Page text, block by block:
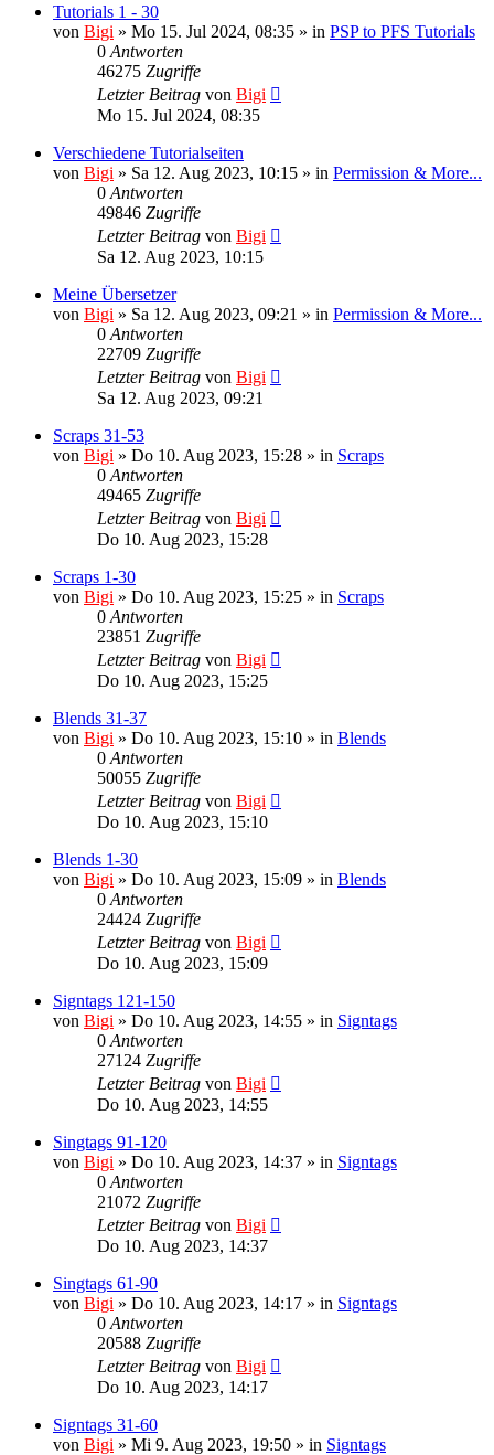
Tutorials 1 - 30
von Bigi » Mo 15. Jul 2024, 08:35 » in PSP to PFS Tutorials
0 Antworten
46275 Zugriffe
Letzter Beitrag von Bigi
Mo 15. Jul 2024, 08:35
Verschiedene Tutorialseiten
von Bigi » Sa 12. Aug 2023, 10:15 » in Permission & More...
0 Antworten
49846 Zugriffe
Letzter Beitrag von Bigi
Sa 12. Aug 2023, 10:15
Meine Übersetzer
von Bigi » Sa 12. Aug 2023, 09:21 » in Permission & More...
0 Antworten
22709 Zugriffe
Letzter Beitrag von Bigi
Sa 12. Aug 2023, 09:21
Scraps 31-53
von Bigi » Do 10. Aug 2023, 15:28 » in Scraps
0 Antworten
49465 Zugriffe
Letzter Beitrag von Bigi
Do 10. Aug 2023, 15:28
Scraps 1-30
von Bigi » Do 10. Aug 2023, 15:25 » in Scraps
0 Antworten
23851 Zugriffe
Letzter Beitrag von Bigi
Do 10. Aug 2023, 15:25
Blends 31-37
von Bigi » Do 10. Aug 2023, 15:10 » in Blends
0 Antworten
50055 Zugriffe
Letzter Beitrag von Bigi
Do 10. Aug 2023, 15:10
Blends 1-30
von Bigi » Do 10. Aug 2023, 15:09 » in Blends
0 Antworten
24424 Zugriffe
Letzter Beitrag von Bigi
Do 10. Aug 2023, 15:09
Signtags 121-150
von Bigi » Do 10. Aug 2023, 14:55 » in Signtags
0 Antworten
27124 Zugriffe
Letzter Beitrag von Bigi
Do 10. Aug 2023, 14:55
Singtags 91-120
von Bigi » Do 10. Aug 2023, 14:37 » in Signtags
0 Antworten
21072 Zugriffe
Letzter Beitrag von Bigi
Do 10. Aug 2023, 14:37
Singtags 61-90
von Bigi » Do 10. Aug 2023, 14:17 » in Signtags
0 Antworten
20588 Zugriffe
Letzter Beitrag von Bigi
Do 10. Aug 2023, 14:17
Signtags 31-60
von Bigi » Mi 9. Aug 2023, 19:50 » in Signtags